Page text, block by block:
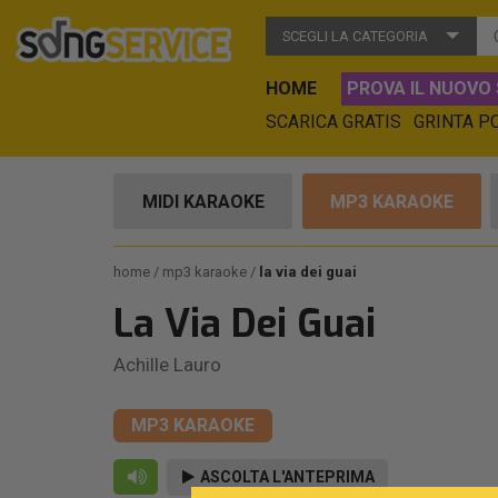
SCEGLI LA CATEGORIA
HOME
PROVA IL NUOVO
SCARICA GRATIS
GRINTA
MIDI KARAOKE MP3 KARAOKE
home mp3 karaoke la via dei guai
La Via Dei Guai
Achille Lauro
MP3 KARAOKE
ASCOLTA L'ANTEPRIMA